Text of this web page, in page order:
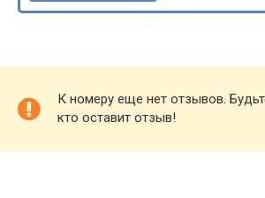
К номеру еще нет отзывов.
кто оставит отзыв!